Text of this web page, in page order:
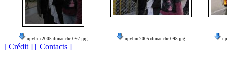
npvbm 2005 dimanche 097.jpg npvbm 2005 dimanche 098.jpg
[ Crédit ] [ Contacts ]